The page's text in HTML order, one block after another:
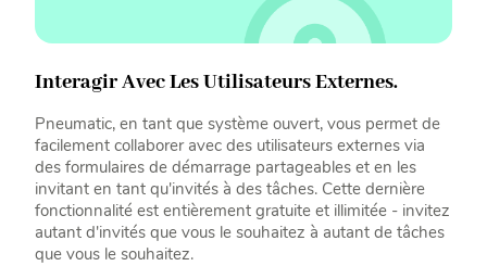
Interagir Avec Les Utilisateurs Externes.
Pneumatic, en tant que système ouvert, vous permet de
facilement collaborer avec des utilisateurs externes via
des formulaires de démarrage partageables et en les
invitant en tant qu'invités à des tâches. Cette dernière
fonctionnalité est entièrement gratuite et illimitée - invitez
autant d'invités que vous le souhaitez à autant de tâches
que vous le souhaitez.